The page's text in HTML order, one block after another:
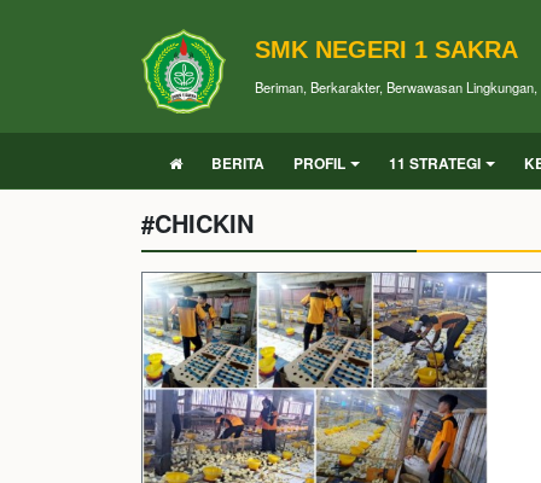
SMK NEGERI 1 SAKRA
Beriman, Berkarakter, Berwawasan
BERITA PROFIL 11 STRATEGI
#CHICKIN